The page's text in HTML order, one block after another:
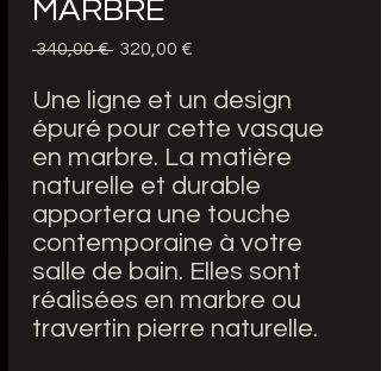
MARBRE
340,00 € Обычная
320,00 €
Une ligne et un design
épuré pour cette vasque
en marbre. La matière
naturelle et durable
apportera une touche
contemporaine à votre
salle de bain. Elles sont
réalisées en marbre ou
travertin pierre naturelle.